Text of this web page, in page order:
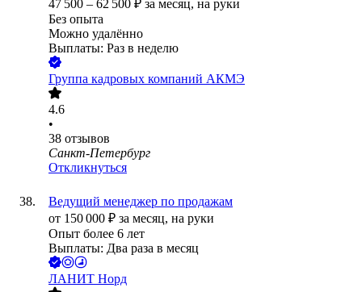
47 500 – 62 500 ₽ за месяц, на руки
Без опыта
Можно удалённо
Выплаты: Раз в неделю
Группа кадровых компаний АКМЭ
4.6
•
38 отзывов
Санкт-Петербург
Откликнуться
Ведущий менеджер по продажам
от 150 000 ₽ за месяц, на руки
Опыт более 6 лет
Выплаты: Два раза в месяц
ЛАНИТ Норд